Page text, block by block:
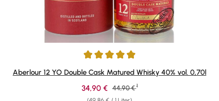
Durchschnittliche Bewertung von 4.88 von 5 Sternen
Aberlour 12 YO Double Cask Matured Whisky 40% vol. 0,70l
Verkaufspreis:
34,90 € Regulärer Preis:
44,90 € 1